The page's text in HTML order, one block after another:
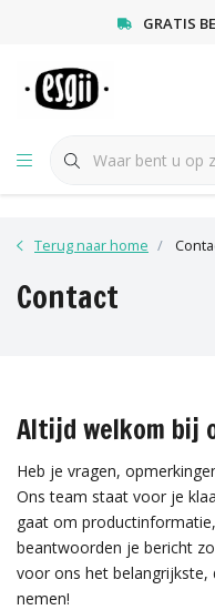
GRATIS
Terug naar home
Contact
Altijd welkom bij
Heb je vragen,
Ons team staat voor je
gaat om
beantwoorden je bericht
voor ons het
nemen!